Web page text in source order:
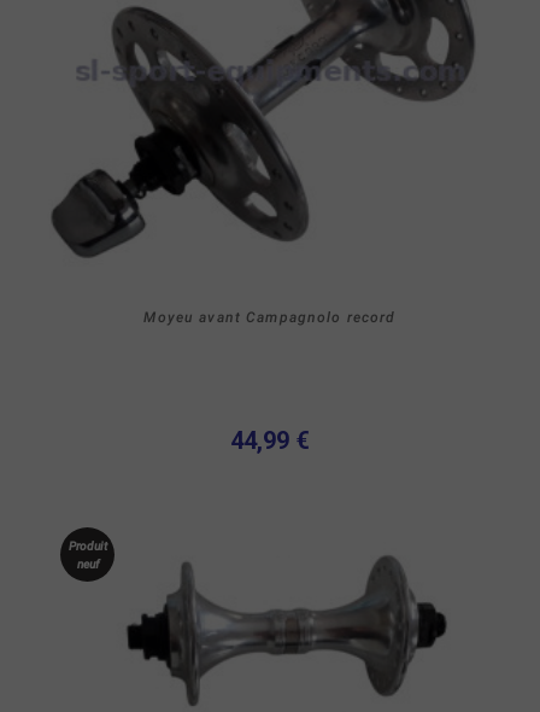
Moyeu avant Campagnolo record
44,99 €
Produit
neuf